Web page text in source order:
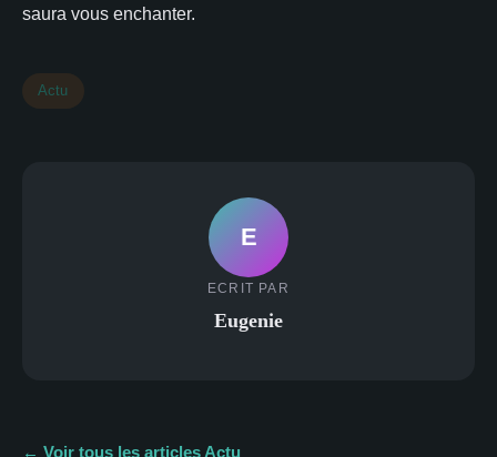
saura vous enchanter.
Actu
E
ECRIT PAR
Eugenie
← Voir tous les articles Actu